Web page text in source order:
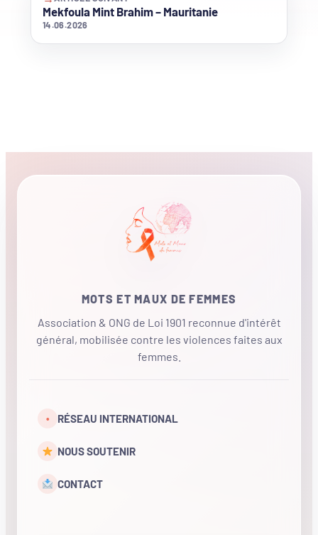
Mekfoula Mint Brahim – Mauritanie
14.06.2026
MOTS ET MAUX DE FEMMES
Association & ONG de Loi 1901 reconnue d'intérêt
général, mobilisée contre les violences faites aux
femmes.
• RÉSEAU INTERNATIONAL
NOUS SOUTENIR
CONTACT